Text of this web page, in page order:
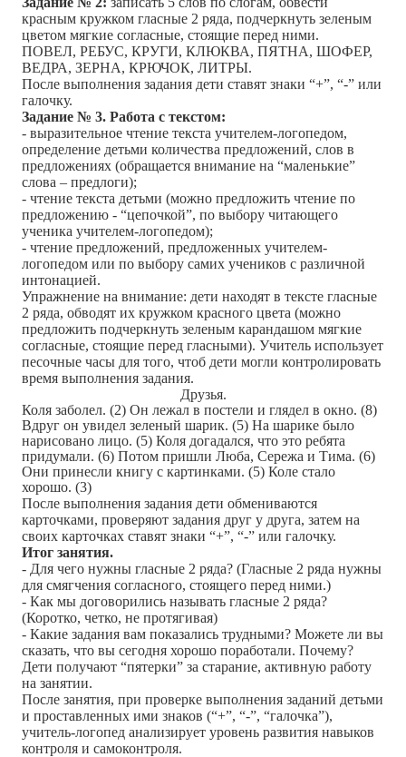
красным кружком гласные 2 ряда, подчеркнуть зеленым
цветом мягкие согласные, стоящие перед ними.
ПОВЕЛ, РЕБУС, КРУГИ, КЛЮКВА, ПЯТНА, ШОФЕР,
ВЕДРА, ЗЕРНА, КРЮЧОК, ЛИТРЫ.
После выполнения задания дети ставят знаки “+”, “-” или
галочку.
Задание № 3. Работа с текстом:
- выразительное чтение текста учителем-логопедом,
определение детьми количества предложений, слов в
предложениях (обращается внимание на “маленькие”
слова – предлоги);
- чтение текста детьми (можно предложить чтение по
предложению - “цепочкой”, по выбору читающего
ученика учителем-логопедом);
- чтение предложений, предложенных учителем-
логопедом или по выбору самих учеников с различной
интонацией.
Упражнение на внимание: дети находят в тексте гласные
2 ряда, обводят их кружком красного цвета (можно
предложить подчеркнуть зеленым карандашом мягкие
согласные, стоящие перед гласными). Учитель использует
песочные часы для того, чтоб дети могли контролировать
время выполнения задания.
Друзья.
Коля заболел. (2) Он лежал в постели и глядел в окно. (8)
Вдруг он увидел зеленый шарик. (5) На шарике было
нарисовано лицо. (5) Коля догадался, что это ребята
придумали. (6) Потом пришли Люба, Сережа и Тима. (6)
Они принесли книгу с картинками. (5) Коле стало
хорошо. (3)
После выполнения задания дети обмениваются
карточками, проверяют задания друг у друга, затем на
своих карточках ставят знаки “+”, “-” или галочку.
Итог занятия.
- Для чего нужны гласные 2 ряда? (Гласные 2 ряда нужны
для смягчения согласного, стоящего перед ними.)
- Как мы договорились называть гласные 2 ряда?
(Коротко, четко, не протягивая)
- Какие задания вам показались трудными? Можете ли вы
сказать, что вы сегодня хорошо поработали. Почему?
Дети получают “пятерки” за старание, активную работу
на занятии.
После занятия, при проверке выполнения заданий детьми
и проставленных ими знаков (“+”, “-”, “галочка”),
учитель-логопед анализирует уровень развития навыков
контроля и самоконтроля.